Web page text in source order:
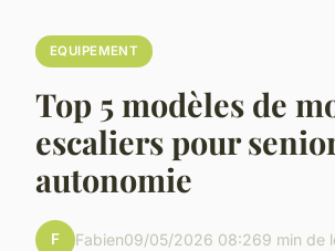
EQUIPEMENT
Top 5 modèles de
escaliers pour
autonomie
F Fabien09/05/2026 08:269 min de